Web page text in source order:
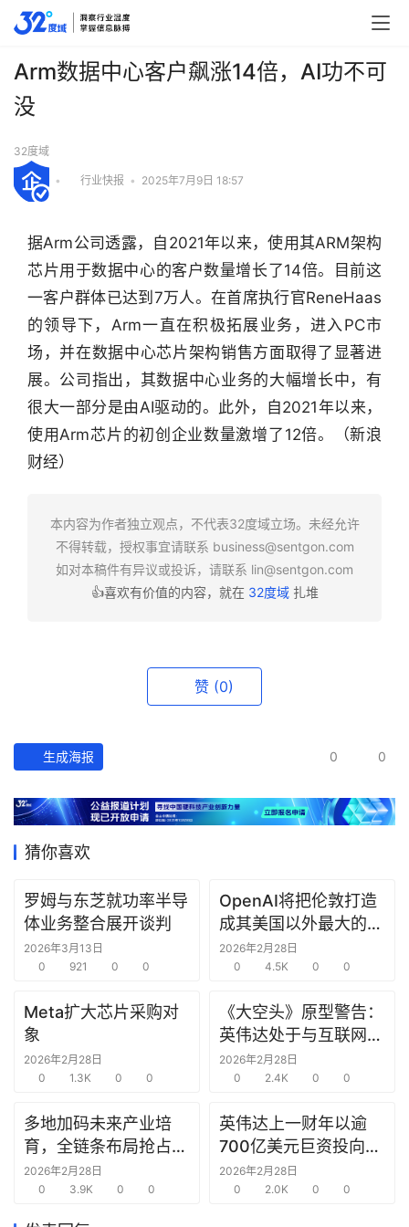
行
业
快
数
据
选
报
告
投
之
窗
机
链
合
Arm数据中心客户飙涨14倍，AI功不可
没
32度域
• 行业快报 • 2025年7月9日 18:57
据Arm公司透露，自2021年以来，使用其ARM架构
芯片用于数据中心的客户数量增长了14倍。目前这
一客户群体已达到7万人。在首席执行官ReneHaas
的领导下，Arm一直在积极拓展业务，进入PC市
场，并在数据中心芯片架构销售方面取得了显著进
展。公司指出，其数据中心业务的大幅增长中，有
很大一部分是由AI驱动的。此外，自2021年以来，
使用Arm芯片的初创企业数量激增了12倍。（新浪
财经）
本内容为作者独立观点，不代表32度域立场。未经允许
不得转载，授权事宜请联系 business@sentgon.com
如对本稿件有异议或投诉，请联系 lin@sentgon.com
👍喜欢有价值的内容，就在 32度域扎堆
赞 (0)
生成海报 0 0
猜你喜欢
罗姆与东芝就功率半导
体业务整合展开谈判
2026年3月13日
0
921 0 0
OpenAI将把伦敦打造
成其美国以外最大的研
究中心
2026年2月28日
0
4.5K 0 0
Meta扩大芯片采购对
象
2026年2月28日
0
1.3K 0 0
《大空头》原型警告：
英伟达处于与互联网泡
沫时期思科同样的“危
险境地”
2026年2月28日
0
2.4K 0 0
多地加码未来产业培
育，全链条布局抢占新
赛道先机
2026年2月28日
0
3.9K 0 0
英伟达上一财年以逾
700亿美元巨资投向合
作方，竭力巩固AI芯片
需求
2026年2月28日
0
2.0K 0 0